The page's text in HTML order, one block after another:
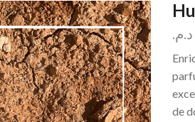
د.م.
de